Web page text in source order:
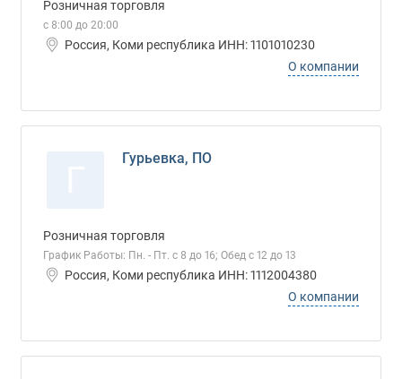
Розничная торговля
с 8:00 до 20:00
Россия, Коми республика ИНН: 1101010230
О компании
Гурьевка, ПО
Розничная торговля
График Работы: Пн. - Пт. с 8 до 16; Обед с 12 до 13
Россия, Коми республика ИНН: 1112004380
О компании